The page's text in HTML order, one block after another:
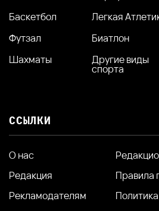
Баскетбол
Легкая
Футзал
Биатлон
Шахматы
Другие виды
спорта
ССЫЛКИ
О нас
Редакция
Рекламодателям
Правила